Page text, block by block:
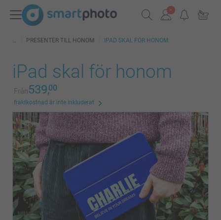
PRESENTER TILL HONOM IPAD SKAL FÖR HONOM
iPad skal för honom
Från539,00
fraktkostnad är inte inkluderat